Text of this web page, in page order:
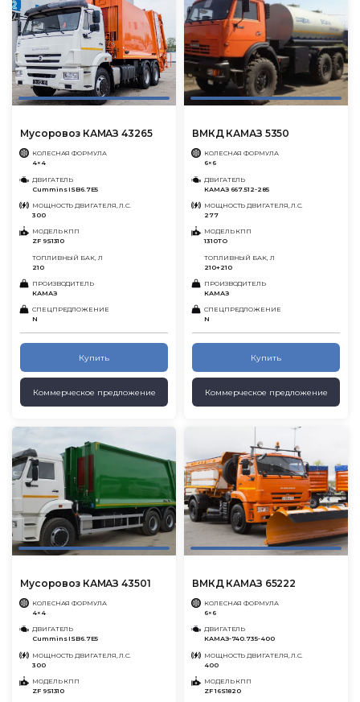
Мусоровоз КАМАЗ 43265
КОЛЕСНАЯ ФОРМУЛА
4×4
ДВИГАТЕЛЬ
Cummins ISB6.7E5
МОЩНОСТЬ ДВИГАТЕЛЯ, Л.С.
300
МОДЕЛЬ КПП
ZF 9S1310
ТОПЛИВНЫЙ БАК, Л
210
ПРОИЗВОДИТЕЛЬ
КАМАЗ
СПЕЦПРЕДЛОЖЕНИЕ
N
Купить
Коммерческое предложение
ВМКД КАМАЗ 5350
КОЛЕСНАЯ ФОРМУЛА
6×6
ДВИГАТЕЛЬ
КАМАЗ 667.512-285
МОЩНОСТЬ ДВИГАТЕЛЯ, Л.С.
277
МОДЕЛЬ КПП
1310ТО
ТОПЛИВНЫЙ БАК, Л
210+210
ПРОИЗВОДИТЕЛЬ
КАМАЗ
СПЕЦПРЕДЛОЖЕНИЕ
N
Купить
Коммерческое предложение
Мусоровоз КАМАЗ 43501
КОЛЕСНАЯ ФОРМУЛА
4×4
ДВИГАТЕЛЬ
Cummins ISB6.7E5
МОЩНОСТЬ ДВИГАТЕЛЯ, Л.С.
300
МОДЕЛЬ КПП
ZF 9S1310
ВМКД КАМАЗ 65222
КОЛЕСНАЯ ФОРМУЛА
6×6
ДВИГАТЕЛЬ
КАМАЗ-740.735-400
МОЩНОСТЬ ДВИГАТЕЛЯ, Л.С.
400
МОДЕЛЬ КПП
ZF 16S1820